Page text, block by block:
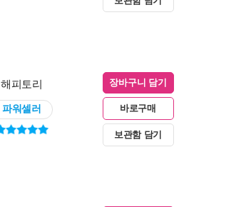
해피토리
파워셀러
장바구니 담기
바로구매
보관함 담기